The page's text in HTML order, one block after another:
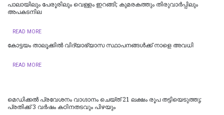
പാലായിലും പേരൂരിലും വെള്ളം ഇറങ്ങി; കുമരകത്തും തിരുവാര്‍പ്പിലും
അപകടനില
READ MORE
കോട്ടയം താലൂക്കില്‍ വിദ്യാഭ്യാസ സ്ഥാപനങ്ങള്‍ക്ക് നാളെ അവധി
READ MORE
മെഡിക്കൽ പ്രവേശനം വാഗ്ദാനം ചെയ്ത് 21 ലക്ഷം രൂപ തട്ടിയെടുത്തു;
പ്രതിക്ക് 3 വർഷം കഠിനതടവും പിഴയും